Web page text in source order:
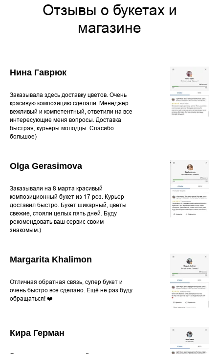
Отзывы о букетах и
магазине
Нина Гаврюк
Заказывала здесь доставку цветов. Очень
красивую композицию сделали. Менеджер
вежливый и компетентный, ответили на все
интересующие меня вопросы. Доставка
быстрая, курьеры молодцы. Спасибо
большое)
Olga Gerasimova
Заказывали на 8 марта красивый
композиционный букет из 17 роз. Курьер
доставил быстро. Букет шикарный, цветы
свежие, стояли целых пять дней. Буду
рекомендовать ваш сервис своим
знакомым.)
Margarita Khalimon
Отличная обратная связь, супер букет и
очень быстро все сделано. Ещё не раз буду
обращаться! ❤️
Кира Герман